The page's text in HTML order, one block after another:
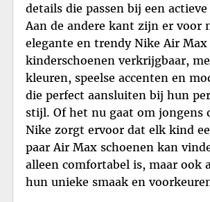
details die passen bij een
Aan de andere kant zijn er voor
elegante en trendy Nike Air Max
kinderschoenen verkrijgbaar,
kleuren, speelse accenten en
die perfect aansluiten bij hun
stijl. Of het nu gaat om jongens
Nike zorgt ervoor dat elk kind
paar Air Max schoenen kan
alleen comfortabel is, maar ook
hun unieke smaak en